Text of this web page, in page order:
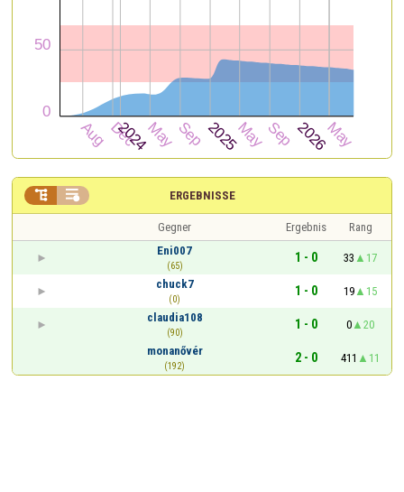
ERGEBNISSE
 
Gegner Ergebnis
Rang
Eni007
(65)
1 - 0 33
17
chuck7
(0)
1 - 0 19
15
claudia108
(90)
1 - 0 0
20
monanővér
(192)
2 - 0 411 11